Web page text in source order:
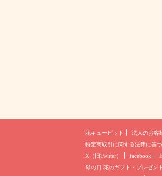
花キューピット 法人のお客
特定商取引に関する法律に基
X（旧Twitter）
facebook
母の日 花のギフト・プレゼント